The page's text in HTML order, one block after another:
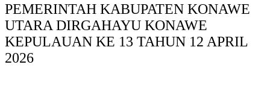
PEMERINTAH KABUPATEN KONAWE
UTARA DIRGAHAYU KONAWE
KEPULAUAN KE 13 TAHUN 12 APRIL
2026